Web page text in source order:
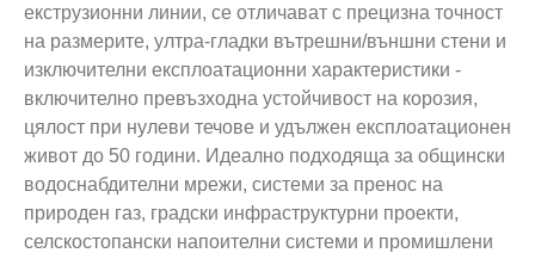
екструзионни линии, се отличават с прецизна точност
на размерите, ултра-гладки вътрешни/външни стени и
изключителни експлоатационни характеристики -
включително превъзходна устойчивост на корозия,
цялост при нулеви течове и удължен експлоатационен
живот до 50 години. Идеално подходяща за общински
водоснабдителни мрежи, системи за пренос на
природен газ, градски инфраструктурни проекти,
селскостопански напоителни системи и промишлени